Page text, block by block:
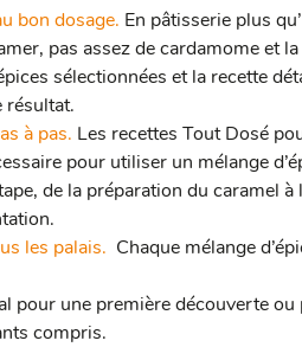
bon dosage. En pâtisserie plus
pas assez de cardamome et
sélectionnées et la recette
résultat.
à pas. Les recettes Tout Dosé
pour utiliser un mélange
de la préparation du caramel
les palais. Chaque mélange
pour une première découverte
compris.